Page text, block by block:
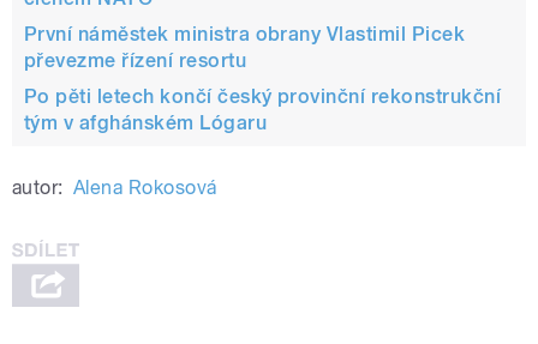
První náměstek ministra obrany Vlastimil Picek
převezme řízení resortu
Po pěti letech končí český provinční rekonstrukční
tým v afghánském Lógaru
autor: Alena Rokosová